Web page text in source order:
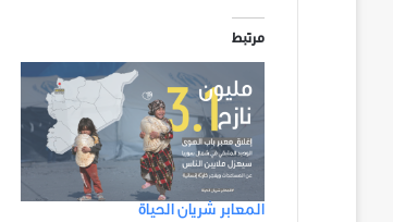
مرتبط
المعابر شريان الحياة